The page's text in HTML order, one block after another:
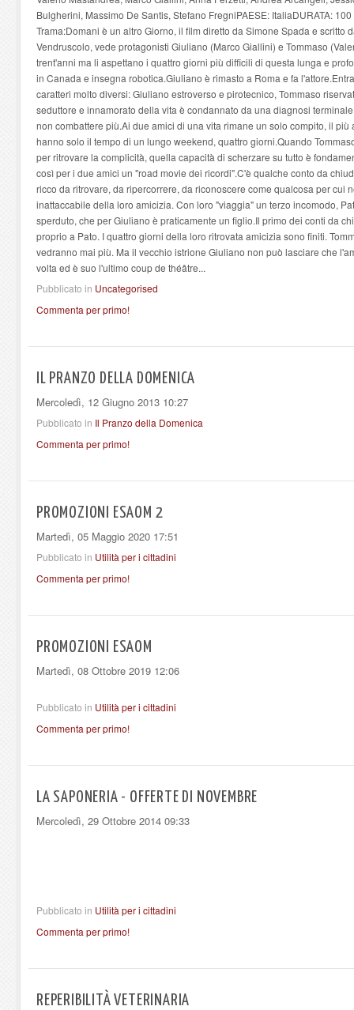
Bulgherini, Massimo De Santis, Stefano FregniPAESE: ItaliaDURATA:
Trama:Domani è un altro Giorno, il film diretto da Simone Spada e scritto
Vendruscolo, vede protagonisti Giuliano (Marco Giallini) e Tommaso
trent'anni ma li aspettano i quattro giorni più difficili di questa lunga e
in Canada e insegna robotica.Giuliano è rimasto a Roma e fa
caratteri molto diversi: Giuliano estroverso e pirotecnico, Tommaso
seduttore e innamorato della vita è condannato da una diagnosi
non combattere più.Ai due amici di una vita rimane un solo compito, il
hanno solo il tempo di un lungo weekend, quattro giorni.Quando
per ritrovare la complicità, quella capacità di scherzare su tutto è
così per i due amici un "road movie dei ricordi".C'è qualche conto da
ricco da ritrovare, da ripercorrere, da riconoscere come qualcosa per cui
inattaccabile della loro amicizia. Con loro "viaggia" un terzo incomodo,
sperduto, che per Giuliano è praticamente un figlio.Il primo dei conti da
proprio a Pato. I quattro giorni della loro ritrovata amicizia sono finiti.
vedranno mai più. Ma il vecchio istrione Giuliano non può lasciare che
volta ed è suo l'ultimo coup de théâtre...
Pubblicato in Uncategorised
Commenta per primo!
IL PRANZO DELLA DOMENICA
Mercoledì, 12 Giugno 2013 10:27
Pubblicato in Il Pranzo della Domenica
Commenta per primo!
PROMOZIONI ESAOM 2
Martedì, 05 Maggio 2020 17:51
Pubblicato in Utilità per i cittadini
Commenta per primo!
PROMOZIONI ESAOM
Martedì, 08 Ottobre 2019 12:06
Pubblicato in Utilità per i cittadini
Commenta per primo!
LA SAPONERIA - OFFERTE DI NOVEMBRE
Mercoledì, 29 Ottobre 2014 09:33
Pubblicato in Utilità per i cittadini
Commenta per primo!
REPERIBILITÀ VETERINARIA